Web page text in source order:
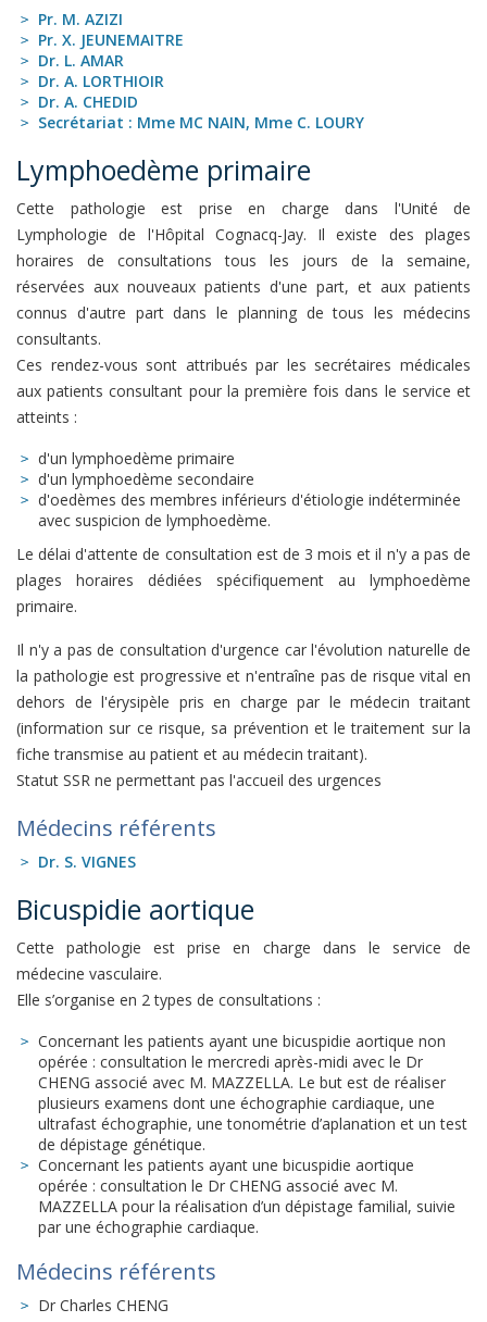
Pr. M. AZIZI
Pr. X. JEUNEMAITRE
Dr. L. AMAR
Dr. A. LORTHIOIR
Dr. A. CHEDID
Secrétariat : Mme MC NAIN, Mme C. LOURY
Lymphoedème primaire
Cette pathologie est prise en charge dans l'Unité de
Lymphologie de l'Hôpital Cognacq-Jay. Il existe des plages
horaires de consultations tous les jours de la semaine,
réservées aux nouveaux patients d'une part, et aux patients
connus d'autre part dans le planning de tous les médecins
consultants.
Ces rendez-vous sont attribués par les secrétaires médicales
aux patients consultant pour la première fois dans le service et
atteints :
d'un lymphoedème primaire
d'un lymphoedème secondaire
d'oedèmes des membres inférieurs d'étiologie indéterminée
avec suspicion de lymphoedème.
Le délai d'attente de consultation est de 3 mois et il n'y a pas de
plages horaires dédiées spécifiquement au lymphoedème
primaire.
Il n'y a pas de consultation d'urgence car l'évolution naturelle de
la pathologie est progressive et n'entraîne pas de risque vital en
dehors de l'érysipèle pris en charge par le médecin traitant
(information sur ce risque, sa prévention et le traitement sur la
fiche transmise au patient et au médecin traitant).
Statut SSR ne permettant pas l'accueil des urgences
Médecins référents
Dr. S. VIGNES
Bicuspidie aortique
Cette pathologie est prise en charge dans le service de
médecine vasculaire.
Elle s’organise en 2 types de consultations :
Concernant les patients ayant une bicuspidie aortique non
opérée : consultation le mercredi après-midi avec le Dr
CHENG associé avec M. MAZZELLA. Le but est de réaliser
plusieurs examens dont une échographie cardiaque, une
ultrafast échographie, une tonométrie d’aplanation et un test
de dépistage génétique.
Concernant les patients ayant une bicuspidie aortique
opérée : consultation le Dr CHENG associé avec M.
MAZZELLA pour la réalisation d’un dépistage familial, suivie
par une échographie cardiaque.
Médecins référents
Dr Charles CHENG